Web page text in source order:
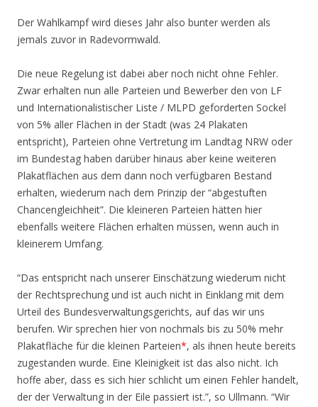
Der Wahlkampf wird dieses Jahr also bunter werden als
jemals zuvor in Radevormwald.
Die neue Regelung ist dabei aber noch nicht ohne Fehler.
Zwar erhalten nun alle Parteien und Bewerber den von LF
und Internationalistischer Liste / MLPD geforderten Sockel
von 5% aller Flächen in der Stadt (was 24 Plakaten
entspricht), Parteien ohne Vertretung im Landtag NRW oder
im Bundestag haben darüber hinaus aber keine weiteren
Plakatflächen aus dem dann noch verfügbaren Bestand
erhalten, wiederum nach dem Prinzip der “abgestuften
Chancengleichheit”. Die kleineren Parteien hätten hier
ebenfalls weitere Flächen erhalten müssen, wenn auch in
kleinerem Umfang.
“Das entspricht nach unserer Einschätzung wiederum nicht
der Rechtsprechung und ist auch nicht in Einklang mit dem
Urteil des Bundesverwaltungsgerichts, auf das wir uns
berufen. Wir sprechen hier von nochmals bis zu 50% mehr
Plakatfläche für die kleinen Parteien*, als ihnen heute bereits
zugestanden wurde. Eine Kleinigkeit ist das also nicht. Ich
hoffe aber, dass es sich hier schlicht um einen Fehler handelt,
der der Verwaltung in der Eile passiert ist.”, so Ullmann. “Wir